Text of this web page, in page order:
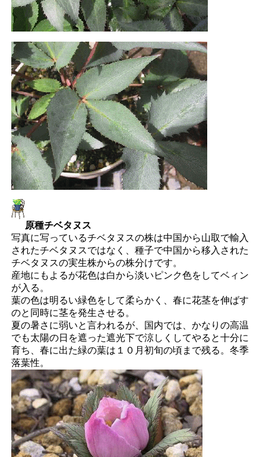
原種チベタヌス
写真に写っているチベタヌスの株は中国から山取で輸入
されたチベタヌスではなく、種子で中国から移入された
チベタヌスの実生株からの株分けです。
産地にもよるが花色は白から淡いピンク色をしてベィン
が入る。
葉の色は明るい緑色をして柔らかく、春に花茎を伸ばす
のと同時に茎を発生させる。
夏の暑さに弱いと言われるが、国内では、かなりの高温
でも太陽の日を遮った遮光下で涼しくしてやると十分に
育ち、春に出た緑の葉は１０月初旬の頃まで残る。冬季
落葉性。